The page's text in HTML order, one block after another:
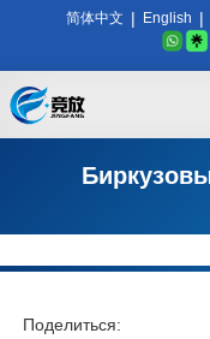
简体中文 | English |
Поделиться: